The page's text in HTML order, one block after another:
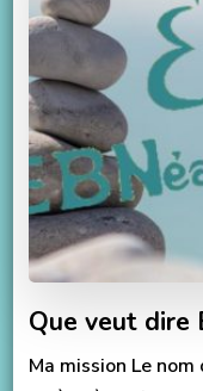
Que veut dire
Ma mission Le